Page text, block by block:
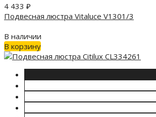
4 433 ₽
Подвесная люстра Vitaluce V1301/3
В наличии
В корзину